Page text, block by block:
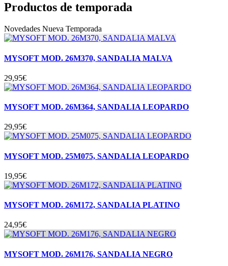
Productos de temporada
Novedades Nueva Temporada
MYSOFT MOD. 26M370, SANDALIA MALVA
29,95€
MYSOFT MOD. 26M364, SANDALIA LEOPARDO
29,95€
MYSOFT MOD. 25M075, SANDALIA LEOPARDO
19,95€
MYSOFT MOD. 26M172, SANDALIA PLATINO
24,95€
MYSOFT MOD. 26M176, SANDALIA NEGRO